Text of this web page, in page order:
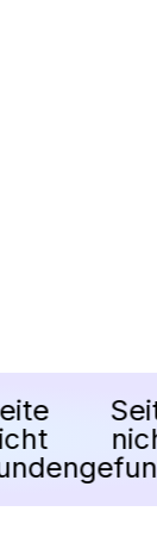
Seite
nicht